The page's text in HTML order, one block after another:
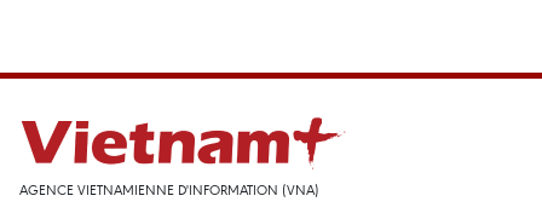
AGENCE VIETNAMIENNE D'INFORMATION (VNA)